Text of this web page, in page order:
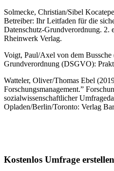
Solmecke, Christian/Sibel
Betreiber: Ihr Leitfaden für die
Datenschutz-Grundverordnung. 2.
Rheinwerk Verlag.
Voigt, Paul/Axel von dem
Grundverordnung (DSGVO):
Watteler, Oliver/Thomas Ebel
Forschungsmanagement.”
sozialwissenschaftlicher
Opladen/Berlin/Toronto: Verlag
Kostenlos Umfrage erstellen